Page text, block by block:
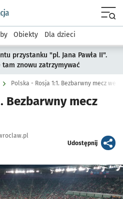
podserwis: Sport i rekreacja
Obiekty Dla dzieci
przystanku "pl. Jana Pawła II".
znowu zatrzymywać
Polska - Rosja 1:1. Bezbarwny mecz we
Bezbarwny mecz
Udostępnijartykuł